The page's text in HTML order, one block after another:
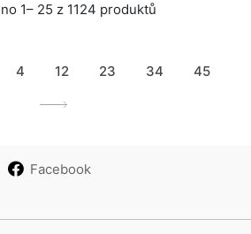
1– 25 z 1124 produktů
4 12 23 34 45
Facebook